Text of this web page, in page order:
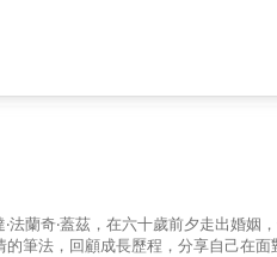
成大使夫人）王宜樺（表妹）小 頁
誌總編輯；從採訪奧斯卡金像獎得主
開，重新出發。 異鄉求學、四處接案
果有一天不再需要向任何人證明自
蘭奇‧蓋茲，在六十歲前夕走出婚姻
筆法，回顧成長歷程，分享自己在